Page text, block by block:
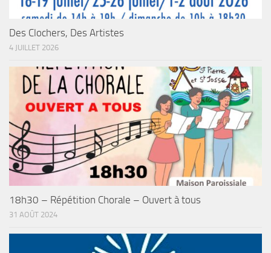
Des Clochers, Des Artistes
4 JUILLET 2026
18h30 – Répétition Chorale – Ouvert à tous
31 AOÛT 2024